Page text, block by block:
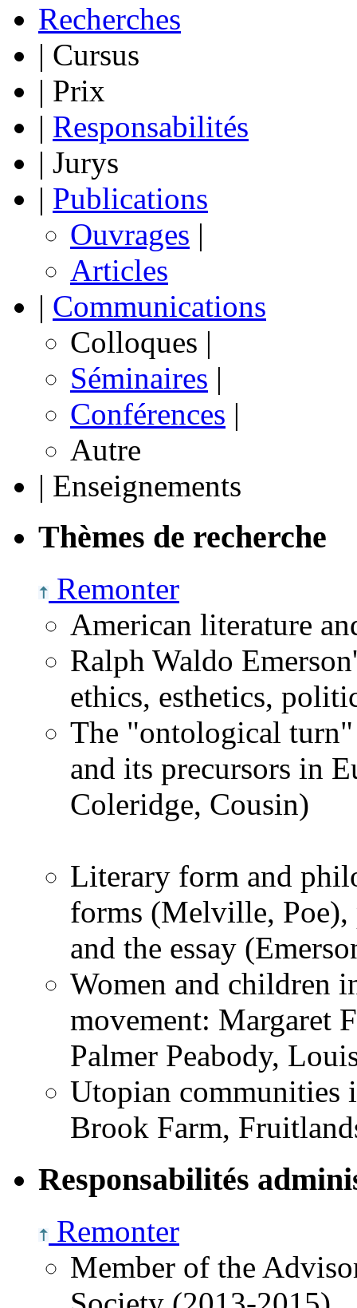
Recherches
| Cursus
| Prix
| Responsabilités
| Jurys
| Publications
Ouvrages |
Articles
| Communications
Colloques |
Séminaires |
Conférences |
Autre
| Enseignements
Thèmes de recherche
Remonter
American literature
Ralph Waldo
ethics, esthetics,
The "ontological turn"
and its precursors in
Coleridge, Cousin)
Literary form and
forms (Melville,
and the essay
Women and children
movement: Margaret
Palmer Peabody,
Utopian communities
Brook Farm,
Responsabilités
Remonter
Member of the